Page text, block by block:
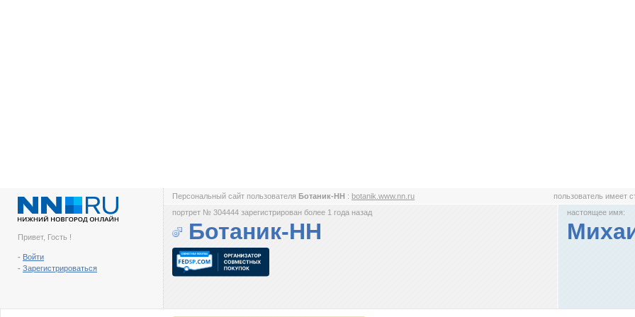
Привет, Гость !
- Войти
- Зарегистрироваться
Персональный сайт пользователя Ботаник-НН : botanik.www.nn.ru пользователь имеет
портрет № 304444 зарегистрирован более 1 года назад
Ботаник-НН
настоящее имя: